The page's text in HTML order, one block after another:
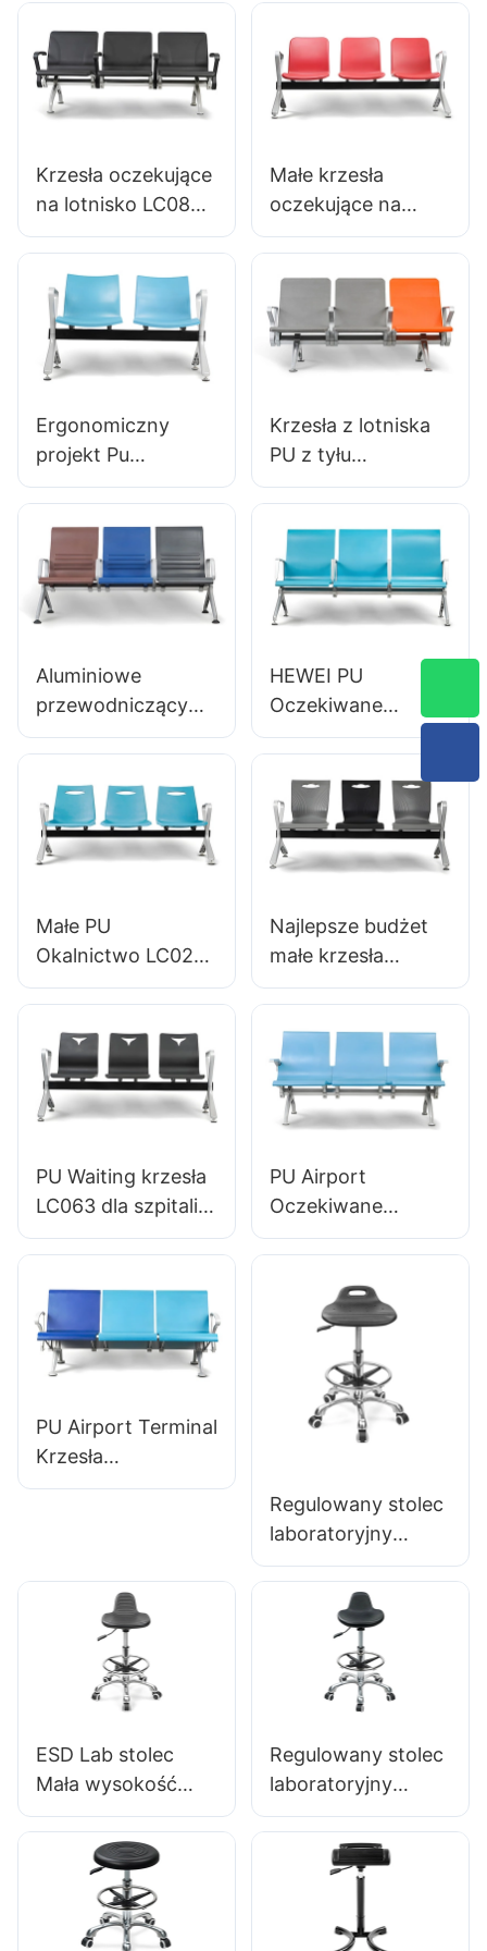
pracy
laboratoryjnej
aluminiowe, OEM,
krzesła kliniczne
LC099, producent
Krzesła oczekujące
na lotnisko LC089
na poczekalnie na
Hewei
Małe krzesła
oczekujące na
kliniki & Salony
Bezpośrednie
oszczędności
hewei
Ergonomiczny
projekt Pu
Oczekiwanie
klinik & Salony
producenta OEM
Hewei
Krzesła z lotniska
PU z tyłu
ergonomiczne
czekające na
terminy LC119
Hewei
Aluminiowe
przewodniczący
lotniskowe krzesła
dla lotnisk LC125
producent Hewei
HEWEI PU
Oczekiwane
krzesła aluminiowe
Idealna na lotniska
& obszary o
wysokim ruchu
Małe PU
Okalnictwo LC028
oszczędność
Clinic OEM
Dostawca Hewei
Najlepsze budżet
małe krzesła
oczekujące LC060
dentystycznych
Factory Hewei
PU Waiting krzesła
LC063 dla szpitali &
Kliniki OEM/ODM
PU Airport
Oczekiwane
krzesła LC068
ergonomiczne
siedzenia dla
lotnisk i stacji
kolejowych
producent hewei
PU Airport Terminal
Krzesła
ergonomiczne
przez Hewei
Regulowany stolec
laboratoryjny
poliuretanowy z
chromowym
pierścieniem stopy
i aluminiową bazą
przeciwstatyczną
ESD Lab stolec
Mała wysokość
gniazda PU & 5-
gwiazdkowa
podstawa do
laboratorium IC003
Regulowany stolec
laboratoryjny
poliuretanowy z
chromowym
pierścieniem stopy